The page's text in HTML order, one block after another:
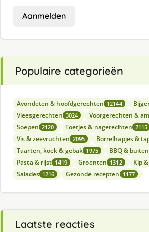
Aanmelden
Populaire categorieën
Avondeten & hoofdgerechten 12144
Vleesgerechten 3024 Voorgerechten &
Soepen 2120 Toetjes & nagerechten 2115
Vis & zeevruchten 2095 Borrelhapjes &
Taarten, koek & gebak 1975 BBQ &
Pasta & rijst 1419 Groenten 1312 Kip
Salades 1216 Gezonde recepten 1177
Laatste reacties